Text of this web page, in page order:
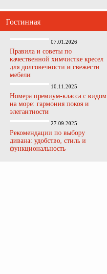
Гостинная
07.01.2026
Правила и советы по
качественной химчистке кресел
для долговечности и свежести
мебели
10.11.2025
Номера премиум-класса с видом
на море: гармония покоя и
элегантности
27.09.2025
Рекомендации по выбору
дивана: удобство, стиль и
функциональность